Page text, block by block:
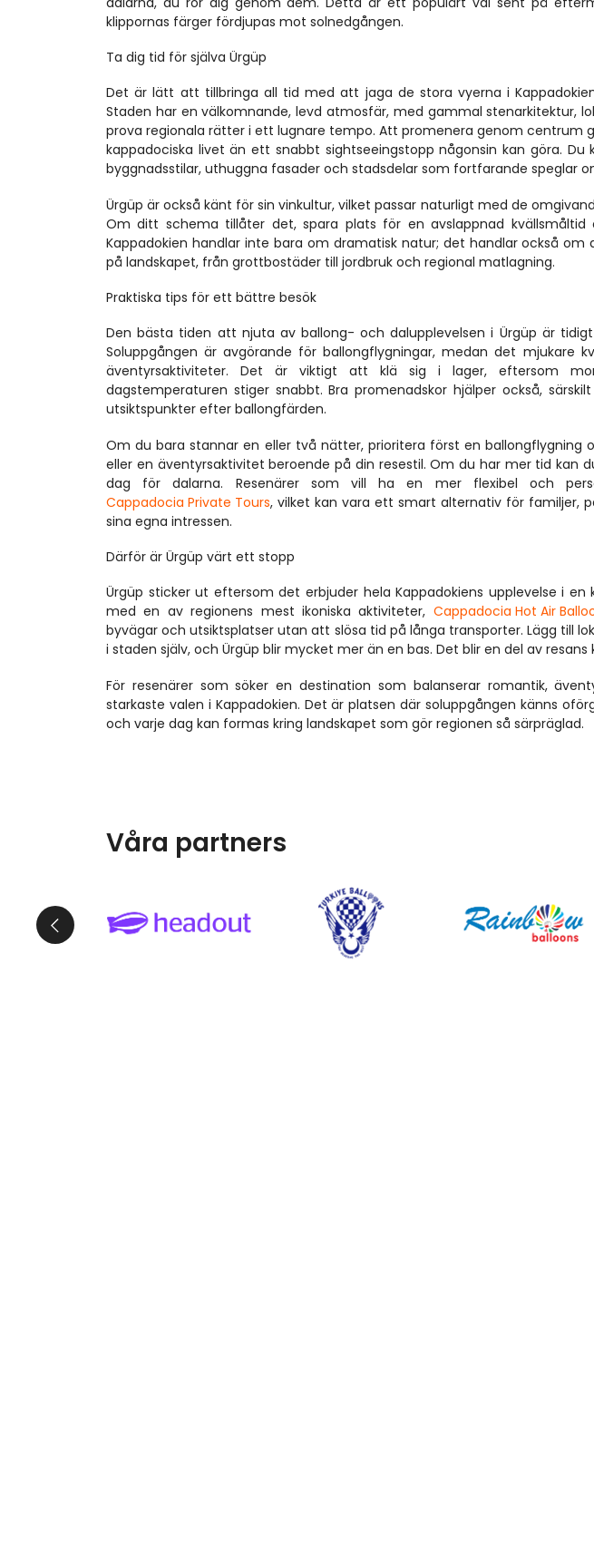
klippornas färger fördjupas mot solnedgången.
Ta dig tid för själva Ürgüp
Det är lätt att tillbringa all tid med att jaga de stora vyerna i
Staden har en välkomnande, levd atmosfär, med gammal stenarkitektur,
prova regionala rätter i ett lugnare tempo. Att promenera genom centrum
kappadociska livet än ett snabbt sightseeingstopp någonsin kan göra.
byggnadsstilar, uthuggna fasader och stadsdelar som fortfarande speglar
Ürgüp är också känt för sin vinkultur, vilket passar naturligt med de
Om ditt schema tillåter det, spara plats för en avslappnad
Kappadokien handlar inte bara om dramatisk natur; det handlar också
på landskapet, från grottbostäder till jordbruk och regional matlagning.
Praktiska tips för ett bättre besök
Den bästa tiden att njuta av ballong- och dalupplevelsen i Ürgüp är
Soluppgången är avgörande för ballongflygningar, medan det mjukare
äventyrsaktiviteter. Det är viktigt att klä sig i lager, eftersom
dagstemperaturen stiger snabbt. Bra promenadskor hjälper också,
utsiktspunkter efter ballongfärden.
Om du bara stannar en eller två nätter, prioritera först en ballongflygning
eller en äventyrsaktivitet beroende på din resestil. Om du har mer tid kan
dag för dalarna. Resenärer som vill ha en mer flexibel och
Cappadocia Private Tours, vilket kan vara ett smart alternativ för familjer,
sina egna intressen.
Därför är Ürgüp värt ett stopp
Ürgüp sticker ut eftersom det erbjuder hela Kappadokiens upplevelse i
med en av regionens mest ikoniska aktiviteter, Cappadocia Hot Air
byvägar och utsiktsplatser utan att slösa tid på långa transporter. Lägg till
i staden själv, och Ürgüp blir mycket mer än en bas. Det blir en del av resans
För resenärer som söker en destination som balanserar romantik,
starkaste valen i Kappadokien. Det är platsen där soluppgången känns
och varje dag kan formas kring landskapet som gör regionen så särpräglad.
Våra partners